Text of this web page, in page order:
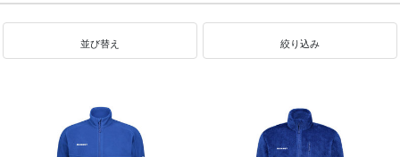
並び替え 絞り込み